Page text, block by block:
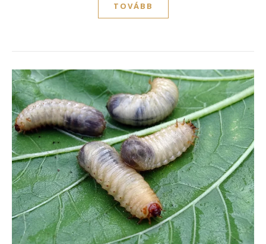
TOVÁBB